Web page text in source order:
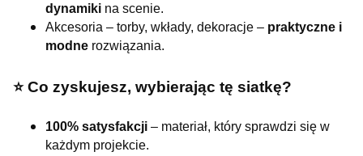
dynamiki na scenie.
Akcesoria – torby, wkłady, dekoracje – praktyczne i
modne rozwiązania.
⭐️ Co zyskujesz, wybierając tę siatkę?
100% satysfakcji – materiał, który sprawdzi się w
każdym projekcie.